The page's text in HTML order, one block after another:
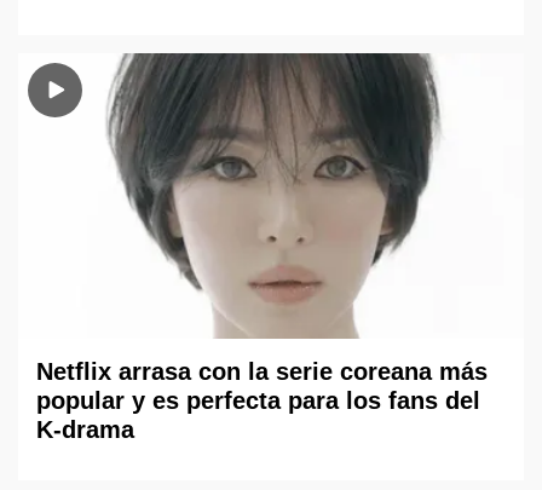
Netflix arrasa con la serie coreana más
popular y es perfecta para los fans del
K-drama